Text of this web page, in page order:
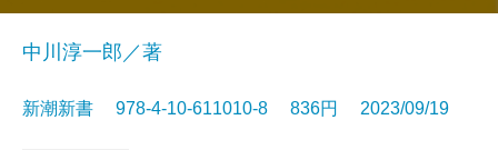
中川淳一郎／著
新潮新書 978-4-10-611010-8 836円 2023/09/19